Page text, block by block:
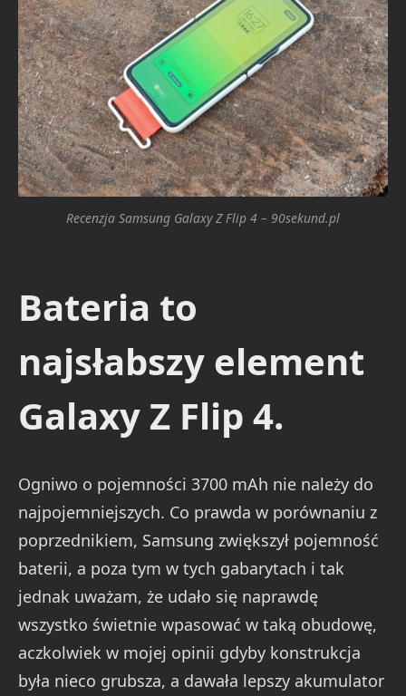
Recenzja Samsung Galaxy Z Flip 4 – 90sekund.pl
Bateria to
najsłabszy element
Galaxy Z Flip 4.
Ogniwo o pojemności 3700 mAh nie należy do
najpojemniejszych. Co prawda w porównaniu z
poprzednikiem, Samsung zwiększył pojemność
baterii, a poza tym w tych gabarytach i tak
jednak uważam, że udało się naprawdę
wszystko świetnie wpasować w taką obudowę,
aczkolwiek w mojej opinii gdyby konstrukcja
była nieco grubsza, a dawała lepszy akumulator